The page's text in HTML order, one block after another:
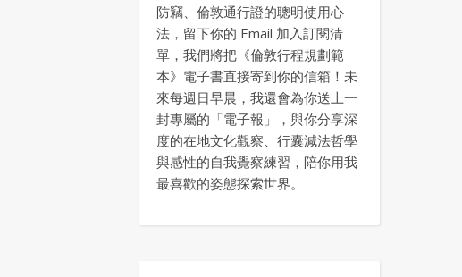
防竊、倫敦通行證的聰明使用心
法，留下你的 Email 加入訂閱清
單，我們將把《倫敦行程規劃範
本》電子書直接寄到你的信箱！未
來每週日早晨，我還會為你送上一
封專屬的「電子報」，與你分享深
度的在地文化觀察、行囊減法哲學
與感性的自我覺察練習，陪你用我
最喜歡的姿態探索世界。